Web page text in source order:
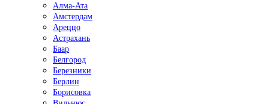
Алма-Ата
Амстердам
Ареццо
Астрахань
Баар
Белгород
Березники
Берлин
Борисовка